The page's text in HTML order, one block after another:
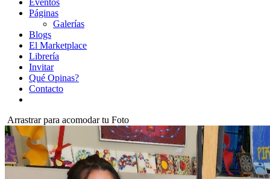
Eventos
Páginas
Galerías
Blogs
El Marketplace
Librería
Invitar
Qué Opinas?
Contacto
Arrastrar para acomodar tu Foto